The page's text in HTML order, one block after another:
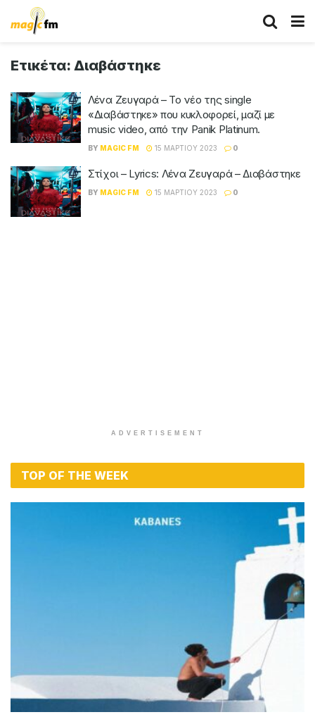
Ετικέτα: Διαβάστηκε
Λένα Ζευγαρά – Το νέο της single
«Διαβάστηκε» που κυκλοφορεί, μαζί με
music video, από την Panik Platinum.
BY MAGIC FM 15 ΜΑΡΤΊΟΥ 2023 0
Στίχοι – Lyrics: Λένα Ζευγαρά – Διαβάστηκε
BY MAGIC FM 15 ΜΑΡΤΊΟΥ 2023 0
ADVERTISEMENT
TOP OF THE WEEK